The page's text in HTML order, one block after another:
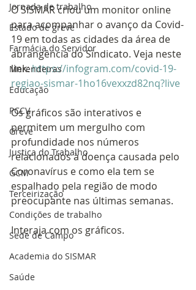
Jornada de trabalho
Estado de greve
Farmácia do Servidor
Merendeiras
Educação
PCCV
Greve
Justiça do Trabalho
GCM
Terceirização
Condições de trabalho
Sede de Campo
Academia do SISMAR
Saúde
O SISMAR criou um monitor online
para acompanhar o avanço da Covid-
19 em todas as cidades da área de
abrangência do Sindicato. Veja neste
link: https://infogram.com/covid-19-
regiao-sismar-1ho16vexxzd82nq?live
Os gráficos são interativos e
permitem um mergulho com
profundidade nos números
relacionados à doença causada pelo
Coronavírus e como ela tem se
espalhado pela região de modo
preocupante nas últimas semanas.
Interaja com os gráficos.